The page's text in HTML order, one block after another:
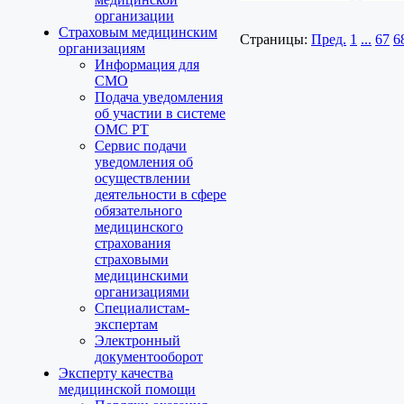
организации
Страховым медицинским
организациям
Информация для
СМО
Подача уведомления
об участии в системе
ОМС РТ
Сервис подачи
уведомления об
осуществлении
деятельности в сфере
обязательного
медицинского
страхования
страховыми
медицинскими
организациями
Специалистам-
экспертам
Электронный
документооборот
Эксперту качества
медицинской помощи
Страницы: Пред. 1 ... 67